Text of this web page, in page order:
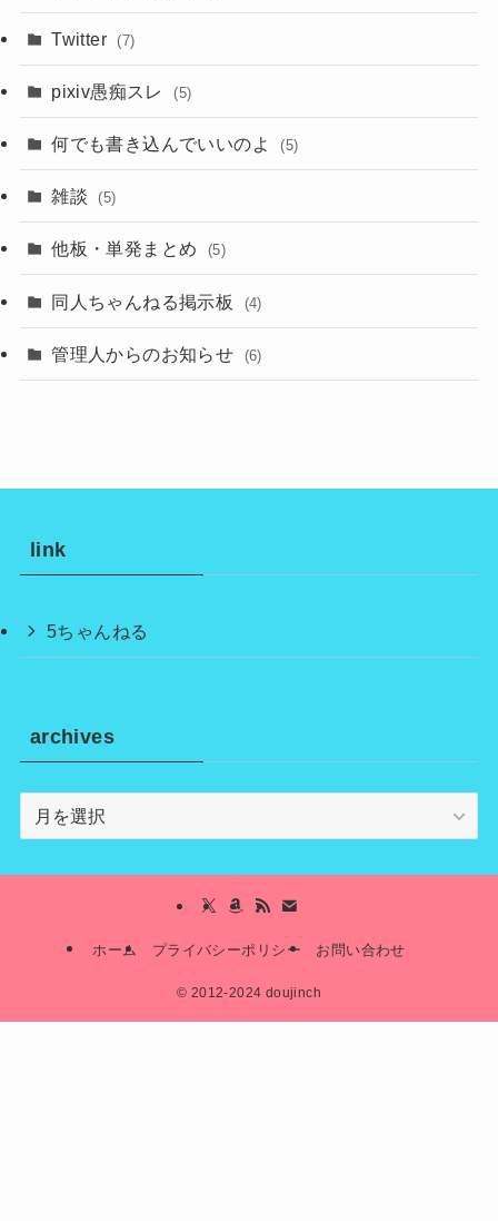
Twitter (7)
pixiv愚痴スレ (5)
何でも書き込んでいいのよ (5)
雑談 (5)
他板・単発まとめ (5)
同人ちゃんねる掲示板 (4)
管理人からのお知らせ (6)
link
5ちゃんねる
archives
archives
ホーム プライバシーポリシー お問い合わせ
© 2012-2024 doujinch